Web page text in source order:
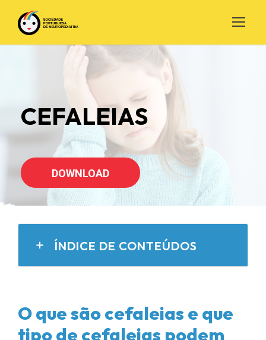
CEFALEIAS
DOWNLOAD
ÍNDICE DE CONTEÚDOS
O que são cefaleias e que
tipo de cefaleias podem